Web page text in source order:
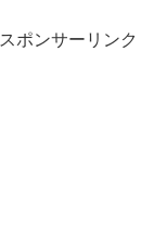
スポンサーリンク